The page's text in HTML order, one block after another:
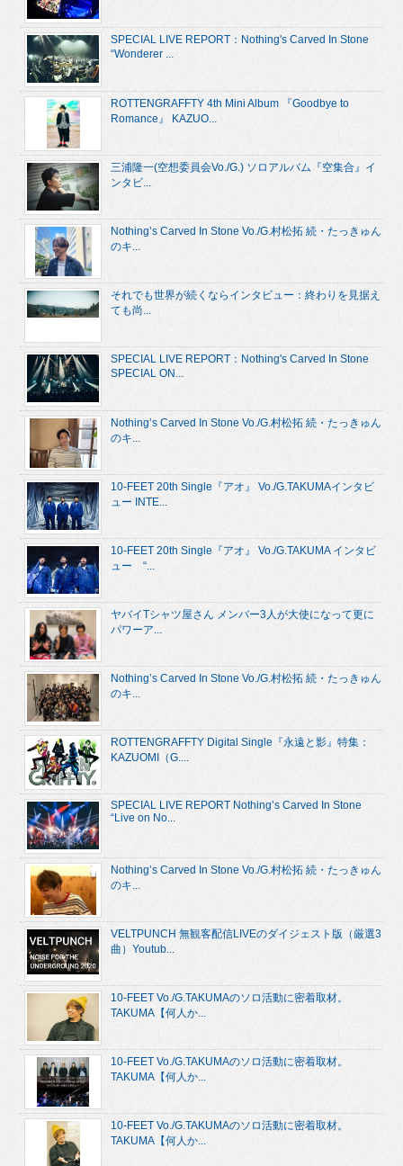
SPECIAL LIVE REPORT：Nothing's Carved In Stone
“Wonderer ...
ROTTENGRAFFTY 4th Mini Album 『Goodbye to
Romance』 KAZUO...
三浦隆一(空想委員会Vo./G.) ソロアルバム『空集合』イ
ンタビ...
Nothing’s Carved In Stone Vo./G.村松拓 続・たっきゅん
のキ...
それでも世界が続くならインタビュー：終わりを見据え
ても尚...
SPECIAL LIVE REPORT：Nothing's Carved In Stone
SPECIAL ON...
Nothing’s Carved In Stone Vo./G.村松拓 続・たっきゅん
のキ...
10-FEET 20th Single『アオ』 Vo./G.TAKUMAインタビ
ュー INTE...
10-FEET 20th Single『アオ』 Vo./G.TAKUMA インタビ
ュー “...
ヤバイTシャツ屋さん メンバー3人が大使になって更に
パワーア...
Nothing’s Carved In Stone Vo./G.村松拓 続・たっきゅん
のキ...
ROTTENGRAFFTY Digital Single『永遠と影』特集：
KAZUOMI（G....
SPECIAL LIVE REPORT Nothing’s Carved In Stone
“Live on No...
Nothing’s Carved In Stone Vo./G.村松拓 続・たっきゅん
のキ...
VELTPUNCH 無観客配信LIVEのダイジェスト版（厳選3
曲）Youtub...
10-FEET Vo./G.TAKUMAのソロ活動に密着取材。
TAKUMA【何人か...
10-FEET Vo./G.TAKUMAのソロ活動に密着取材。
TAKUMA【何人か...
10-FEET Vo./G.TAKUMAのソロ活動に密着取材。
TAKUMA【何人か...